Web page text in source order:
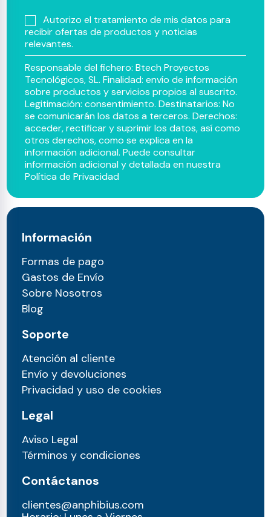
Autorizo el tratamiento de mis datos para
recibir ofertas de productos y noticias
relevantes.
Responsable del fichero: Btech Proyectos
Tecnológicos, SL. Finalidad: envío de información
sobre productos y servicios propios al suscrito.
Legitimación: consentimiento. Destinatarios: No
se comunicarán los datos a terceros. Derechos:
acceder, rectificar y suprimir los datos, así como
otros derechos, como se explica en la
información adicional. Puede consultar
información adicional y detallada en nuestra
Política de Privacidad
Información
Formas de pago
Gastos de Envío
Sobre Nosotros
Blog
Soporte
Atención al cliente
Envío y devoluciones
Privacidad y uso de cookies
Legal
Aviso Legal
Términos y condiciones
Contáctanos
clientes@anphibius.com